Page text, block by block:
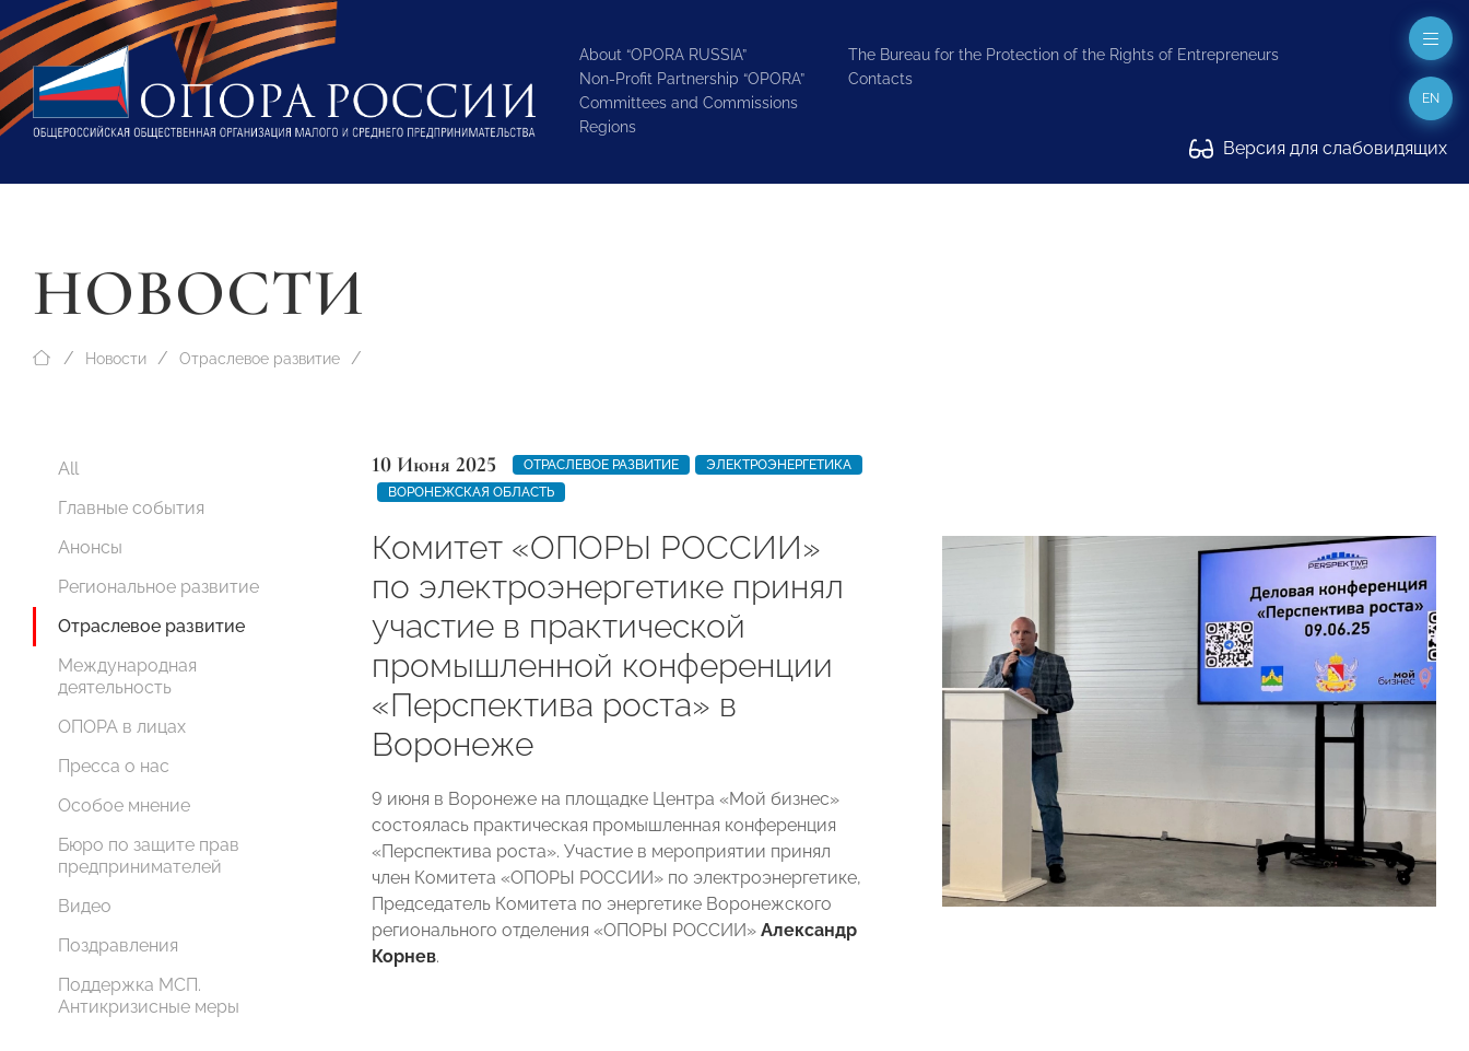
About “OPORA RUSSIA”
Non-Profit Partnership “OPORA”
Committees and Commissions
Regions
The Bureau for the Protection of the Rights of Entrepreneurs
Contacts
Версия для слабовидящих
EN
НОВОСТИ
Новости Отраслевое развитие
All
Главные события
Анонсы
Региональное развитие
Отраслевое развитие
Международная
деятельность
ОПОРА в лицах
Пресса о нас
Особое мнение
Бюро по защите прав
предпринимателей
Видео
Поздравления
Поддержка МСП.
Антикризисные меры
10 Июня 2025 ОТРАСЛЕВОЕ РАЗВИТИЕ
ЭЛЕКТРОЭНЕРГЕТИКА
ВОРОНЕЖСКАЯ ОБЛАСТЬ
Комитет «ОПОРЫ РОССИИ»
по электроэнергетике принял
участие в практической
промышленной конференции
«Перспектива роста» в
Воронеже
9 июня в Воронеже на площадке Центра «Мой бизнес»
состоялась практическая промышленная конференция
«Перспектива роста». Участие в мероприятии принял
член Комитета «ОПОРЫ РОССИИ» по электроэнергетике,
Председатель Комитета по энергетике Воронежского
регионального отделения «ОПОРЫ РОССИИ» Александр
Корнев.